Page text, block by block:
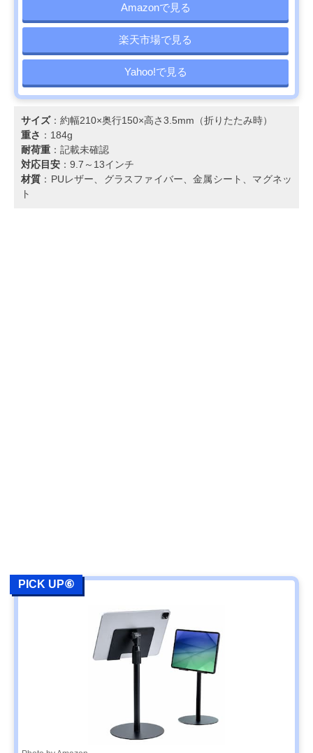
Amazonで見る
楽天市場で見る
Yahoo!で見る
サイズ：約幅210×奥行150×高さ3.5mm（折りたたみ時）
重さ ：184g
耐荷重 ：記載未確認
対応目安 ：9.7～13インチ
材質 ：PUレザー、グラスファイバー、金属シート、マグネッ
ト
PICK UP⑥